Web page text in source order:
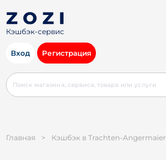
Кэшбэк-сервис
Вход Регистрация
Главная > Кэшбэк в Trachten-Angermaier